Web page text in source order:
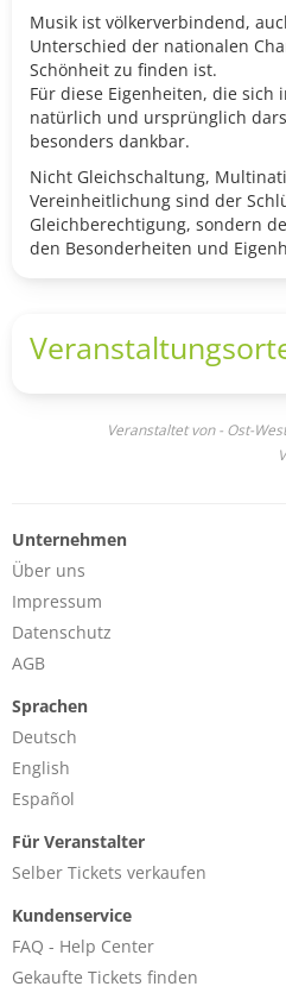
Musik ist völkerverbindend,
Unterschied der nationalen
Schönheit zu finden ist.
Für diese Eigenheiten, die sich
natürlich und ursprünglich
besonders dankbar.
Nicht Gleichschaltung,
Vereinheitlichung sind der
Gleichberechtigung, sondern
den Besonderheiten und
Veranstaltet von - Ost-
Unternehmen
Über uns
Impressum
Datenschutz
AGB
Sprachen
Deutsch
English
Español
Für Veranstalter
Selber Tickets verkaufen
Kundenservice
FAQ - Help Center
Gekaufte Tickets finden